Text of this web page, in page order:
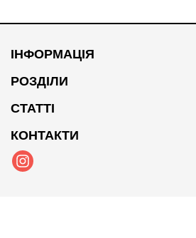
ІНФОРМАЦІЯ
РОЗДІЛИ
СТАТТІ
КОНТАКТИ